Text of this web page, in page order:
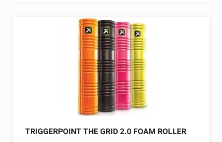
TRIGGERPOINT THE GRID 2.0 FOAM ROLLER